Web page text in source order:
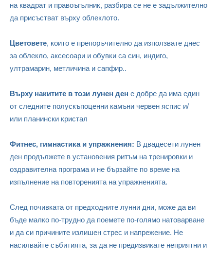
на квадрат и правоъгълник, разбира се не е задължително
да присъстват върху облеклото.
Цветовете, които е препоръчително да използвате днес
за облекло, аксесоари и обувки са син, индиго,
ултрамарин, метличина и сапфир..
Върху накитите в този лунен ден е добре да има един
от следните полускъпоценни камъни червен яспис и/
или планински кристал
Фитнес, гимнастика и упражнения: В двадесети лунен
ден продължете в установения ритъм на тренировки и
оздравителна програма и не бързайте по време на
изпълнение на повторенията на упражненията.
След почивката от предходните лунни дни, може да ви
бъде малко по-трудно да поемете по-голямо натоварване
и да си причините излишен стрес и напрежение. Не
насилвайте събитията, за да не предизвикате неприятни и